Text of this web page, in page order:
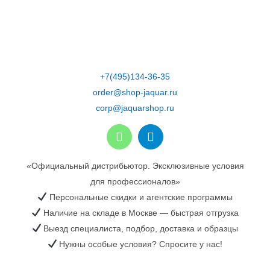
+7(495)134-36-35
order@shop-jaquar.ru
corp@jaquarshop.ru
«Официальный дистрибьютор. Эксклюзивные условия
для профессионалов»
Персональные скидки и агентские программы
Наличие на складе в Москве — быстрая отгрузка
Выезд специалиста, подбор, доставка и образцы
Нужны особые условия? Спросите у нас!